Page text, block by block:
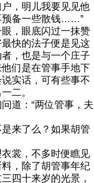
，明儿我要见见他
预备一些散钱……”
，眼底闪过一抹赞
快的法子便是见这
，也是与一个庄子
们是在管事手地下
实话，可有些事不
二。
道：“两位管事，夫
来了么？如果胡管
裳，不多时便瞧见
，除了胡管事年纪
四十来岁的光景，